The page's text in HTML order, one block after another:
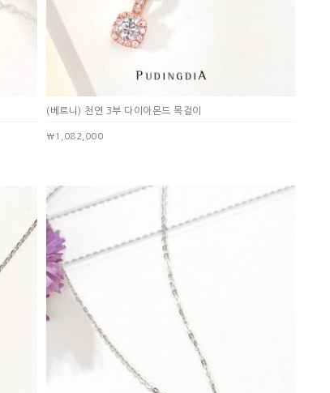
(베르니) 천연 3부 다이아몬드 목걸이
￦1,082,000